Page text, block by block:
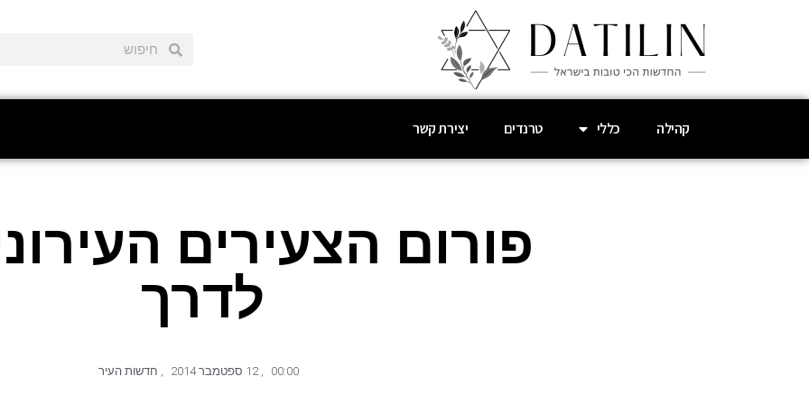
קהילה כללי טרנדים יצירת קשר
פורום הצעירים
לדרך
00:00
, 12 ספטמבר 2014 , חדשות העיר